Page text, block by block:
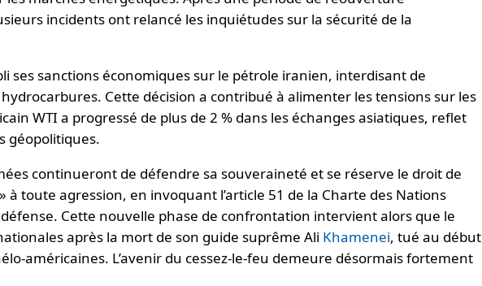
incidents ont relancé les inquiétudes sur la sécurité de la
ses sanctions économiques sur le pétrole iranien, interdisant de
Cette décision a contribué à alimenter les tensions sur les
WTI a progressé de plus de 2 % dans les échanges asiatiques, reflet
géopolitiques.
continueront de défendre sa souveraineté et se réserve le droit de
à toute agression, en invoquant l’article 51 de la Charte des Nations
Cette nouvelle phase de confrontation intervient alors que le
après la mort de son guide suprême Ali Khamenei, tué au début
américaines. L’avenir du cessez-le-feu demeure désormais fortement